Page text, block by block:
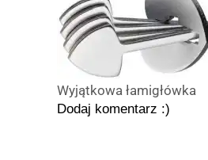
Wyjątkowa łamigłówka
Dodaj komentarz :)